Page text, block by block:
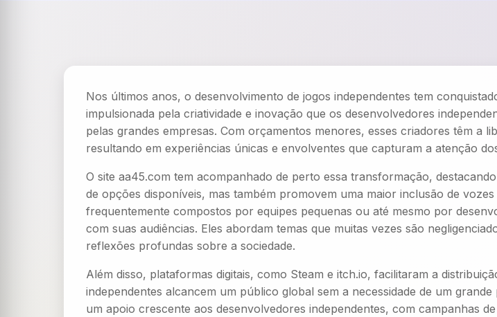
Nos últimos anos, o desenvolvimento de jogos independentes tem
impulsionada pela criatividade e inovação que os desenvolvedores
pelas grandes empresas. Com orçamentos menores, esses criadores têm a
resultando em experiências únicas e envolventes que capturam a atenção
O site aa45.com tem acompanhado de perto essa transformação,
de opções disponíveis, mas também promovem uma maior inclusão de
frequentemente compostos por equipes pequenas ou até mesmo por
com suas audiências. Eles abordam temas que muitas vezes são
reflexões profundas sobre a sociedade.
Além disso, plataformas digitais, como Steam e itch.io, facilitaram a
independentes alcancem um público global sem a necessidade de um
um apoio crescente aos desenvolvedores independentes, com campanhas